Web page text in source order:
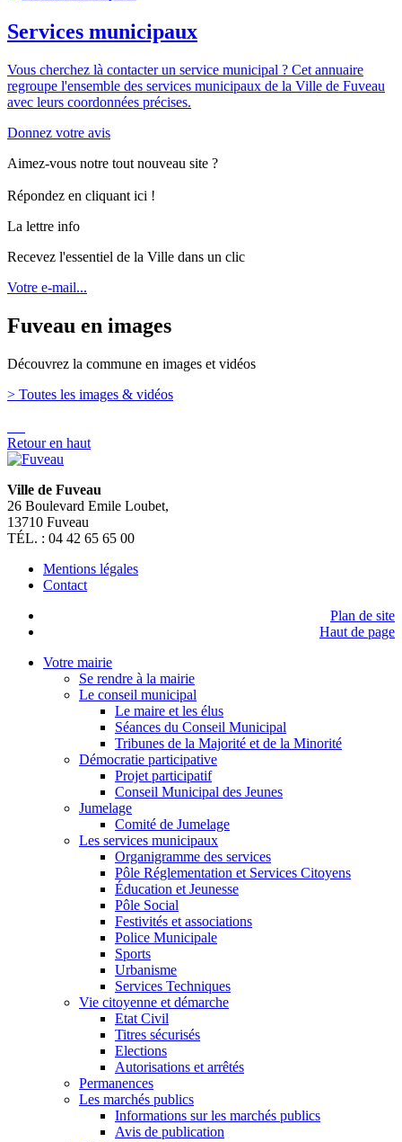
Services municipaux
Vous cherchez là contacter un service municipal ? Cet annuaire
regroupe l'ensemble des services municipaux de la Ville de Fuveau
avec leurs coordonnées précises.
Donnez votre avis
Aimez-vous notre tout nouveau site ?
Répondez en cliquant ici !
La lettre info
Recevez l'essentiel de la Ville dans un clic
Votre e-mail...
Fuveau en images
Découvrez la commune en images et vidéos
> Toutes les images & vidéos
Retour en haut
Ville de Fuveau
26 Boulevard Emile Loubet,
13710 Fuveau
TÉL. : 04 42 65 65 00
Mentions légales
Contact
Plan de site
Haut de page
Votre mairie
Se rendre à la mairie
Le conseil municipal
Le maire et les élus
Séances du Conseil Municipal
Tribunes de la Majorité et de la Minorité
Démocratie participative
Projet participatif
Conseil Municipal des Jeunes
Jumelage
Comité de Jumelage
Les services municipaux
Organigramme des services
Pôle Réglementation et Services Citoyens
Éducation et Jeunesse
Pôle Social
Festivités et associations
Police Municipale
Sports
Urbanisme
Services Techniques
Vie citoyenne et démarche
Etat Civil
Titres sécurisés
Elections
Autorisations et arrêtés
Permanences
Les marchés publics
Informations sur les marchés publics
Avis de publication